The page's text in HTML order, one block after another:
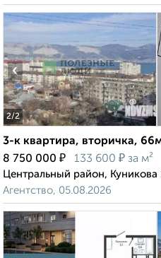
2/2
‹
3-к квартира, вторичка,
8 750 000 ₽ 133 600 ₽ за м²
Центральный район, Куникова
Агентство, 05.08.2026